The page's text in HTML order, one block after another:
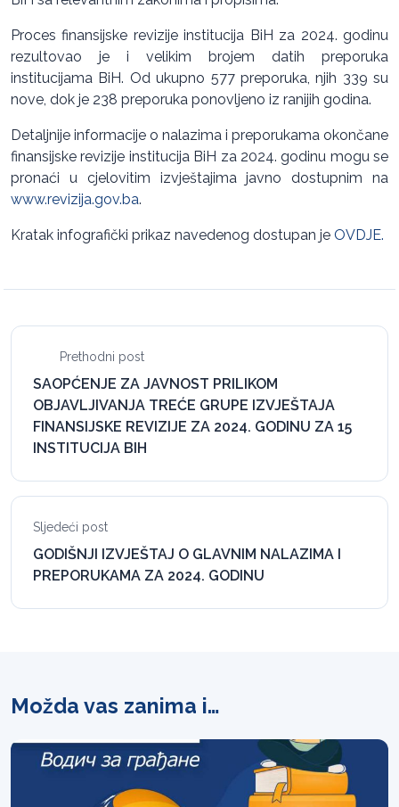
Proces finansijske revizije institucija BiH za 2024. godinu
rezultovao je i velikim brojem datih preporuka
institucijama BiH. Od ukupno 577 preporuka, njih 339 su
nove, dok je 238 preporuka ponovljeno iz ranijih godina.
Detaljnije informacije o nalazima i preporukama okončane
finansijske revizije institucija BiH za 2024. godinu mogu se
pronaći u cjelovitim izvještajima javno dostupnim na
www.revizija.gov.ba.
Kratak infografički prikaz navedenog dostupan je OVDJE.
Prethodni post
SAOPĆENJE ZA JAVNOST PRILIKOM
OBJAVLJIVANJA TREĆE GRUPE IZVJEŠTAJA
FINANSIJSKE REVIZIJE ZA 2024. GODINU ZA 15
INSTITUCIJA BIH
Sljedeći post
GODIŠNJI IZVJEŠTAJ O GLAVNIM NALAZIMA I
PREPORUKAMA ZA 2024. GODINU
Možda vas zanima i…